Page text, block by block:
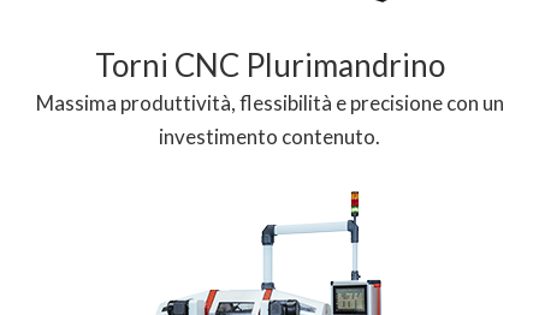
Torni CNC Plurimandrino
Massima produttività, flessibilità e precisione con un
investimento contenuto.